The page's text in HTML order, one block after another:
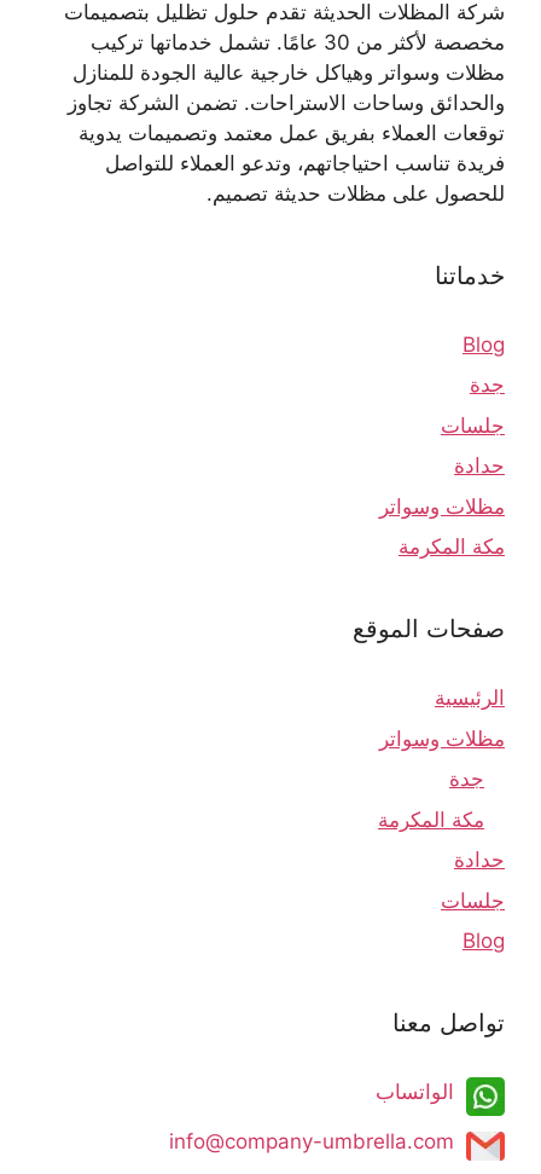
شركة المظلات الحديثة تقدم حلول تظليل بتصميمات
مخصصة لأكثر من 30 عامًا. تشمل خدماتها تركيب
مظلات وسواتر وهياكل خارجية عالية الجودة للمنازل
والحدائق وساحات الاستراحات. تضمن الشركة تجاوز
توقعات العملاء بفريق عمل معتمد وتصميمات يدوية
فريدة تناسب احتياجاتهم، وتدعو العملاء للتواصل
للحصول على مظلات حديثة تصميم.
خدماتنا
Blog
جدة
جلسات
حدادة
مظلات وسواتر
مكة المكرمة
صفحات الموقع
الرئيسية
مظلات وسواتر
جدة
مكة المكرمة
حدادة
جلسات
Blog
تواصل معنا
الواتساب
info@company-umbrella.com​​​​